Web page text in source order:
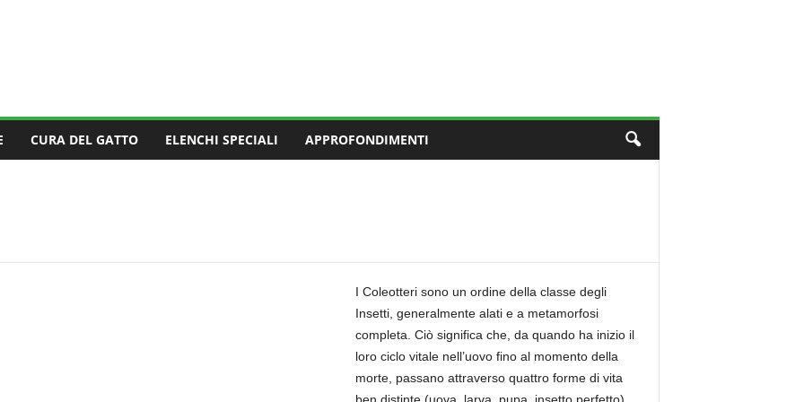
CURA DEL GATTO ELENCHI SPECIALI APPROFONDIMENTI
I Coleotteri sono un ordine della classe degli
Insetti, generalmente alati e a metamorfosi
completa. Ciò significa che, da quando ha inizio il
loro ciclo vitale nell’uovo fino al momento della
morte, passano attraverso quattro forme di vita